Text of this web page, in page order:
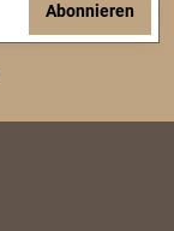
Abonnieren